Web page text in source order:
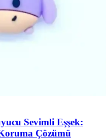
Sevimli Eşşek:
Çözümü